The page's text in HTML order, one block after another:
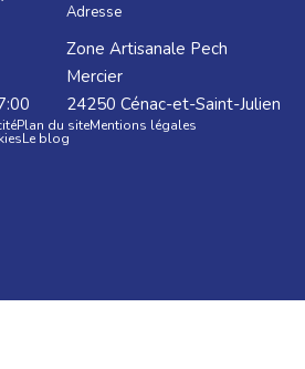
Adresse
Zone Artisanale Pech
Mercier
24250 Cénac-et-Saint-Julien
Plan du siteMentions légales
Le blog